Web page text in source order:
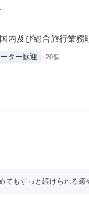
内及び総合旅行業務
ター歓迎 +20個
てもずっと続けられる